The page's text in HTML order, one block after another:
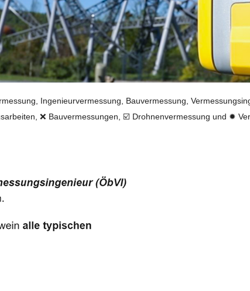
Ingenieurvermessung, Bauvermessung,
❌ Bauvermessungen, ☑️ Drohnenvermessung und ✹